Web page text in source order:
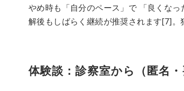
やめ時も「自分のペース」で 「良くな
解後もしばらく継続が推奨されます[7]。
体験談：診察室から（匿名・